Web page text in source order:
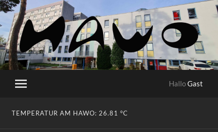
HaWo
Mobile-
HalloGast
TEMPERATUR AM HAWO: 26.81 °C